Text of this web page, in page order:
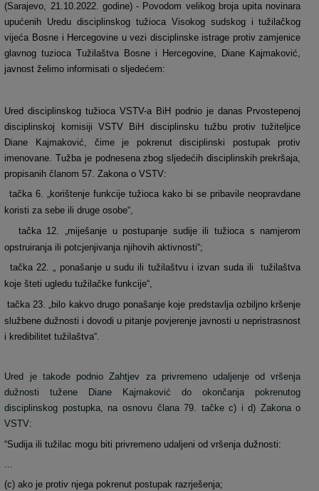
(Sarajevo, 21.10.2022. godine) - Povodom velikog broja upita novinara
upućenih Uredu disciplinskog tužioca Visokog sudskog i tužilačkog
vijeća Bosne i Hercegovine u vezi disciplinske istrage protiv zamjenice
glavnog tuzioca Tužilaštva Bosne i Hercegovine, Diane Kajmaković,
javnost želimo informisati o sljedećem:
Ured disciplinskog tužioca VSTV-a BiH podnio je danas Prvostepenoj
disciplinskoj komisiji VSTV BiH disciplinsku tužbu protiv tužiteljice
Diane Kajmaković, čime je pokrenut disciplinski postupak protiv
imenovane. Tužba je podnesena zbog sljedećih disciplinskih prekršaja,
propisanih članom 57. Zakona o VSTV:
tačka 6. „korištenje funkcije tužioca kako bi se pribavile neopravdane
koristi za sebe ili druge osobe“,
tačka 12. „miješanje u postupanje sudije ili tužioca s namjerom
opstruiranja ili potcjenjivanja njihovih aktivnosti“;
tačka 22. „ ponašanje u sudu ili tužilaštvu i izvan suda ili tužilaštva
koje šteti ugledu tužilačke funkcije“,
tačka 23. „bilo kakvo drugo ponašanje koje predstavlja ozbiljno kršenje
službene dužnosti i dovodi u pitanje povjerenje javnosti u nepristrasnost
i kredibilitet tužilaštva“.
Ured je takođe podnio Zahtjev za privremeno udaljenje od vršenja
dužnosti tužene Diane Kajmaković do okončanja pokrenutog
disciplinskog postupka, na osnovu člana 79. tačke c) i d) Zakona o
VSTV:
“Sudija ili tužilac mogu biti privremeno udaljeni od vršenja dužnosti:
...
(c) ako je protiv njega pokrenut postupak razrješenja;